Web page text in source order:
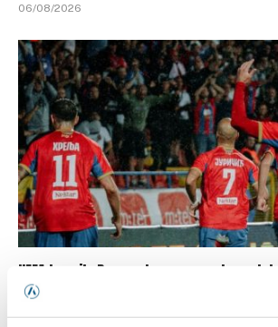
06/08/2026
UEFA kaznila Borac zbog propusta u
06/08/2026